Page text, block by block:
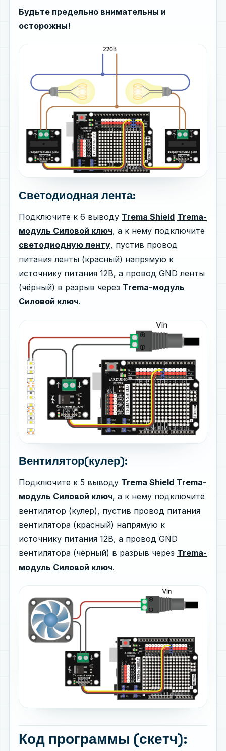
Будьте предельно внимательны и
осторожны!
Светодиодная лента:
Подключите к 6 выводу Trema Shield Trema-
модуль Силовой ключ, а к нему подключите
светодиодную ленту, пустив провод
питания ленты (красный) напрямую к
источнику питания 12В, а провод GND ленты
(чёрный) в разрыв через Trema-модуль
Силовой ключ.
Вентилятор(кулер):
Подключите к 5 выводу Trema Shield Trema-
модуль Силовой ключ, а к нему подключите
вентилятор (кулер), пустив провод питания
вентилятора (красный) напрямую к
источнику питания 12В, а провод GND
вентилятора (чёрный) в разрыв через Trema-
модуль Силовой ключ.
Код программы (скетч):